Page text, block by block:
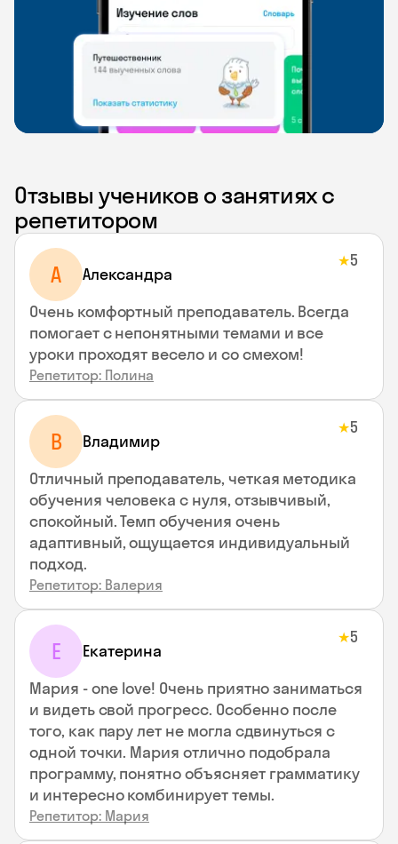
Отзывы учеников о занятиях с
репетитором
A Aлександра
★5
Очень комфортный преподаватель. Всегда
помогает с непонятными темами и все
уроки проходят весело и со смехом!
Репетитор: Полина
В Владимир
★5
Отличный преподаватель, четкая методика
обучения человека с нуля, отзывчивый,
спокойный. Темп обучения очень
адаптивный, ощущается индивидуальный
подход.
Репетитор: Валерия
Е Екатерина
★5
Мария - one love! Очень приятно заниматься
и видеть свой прогресс. Особенно после
того, как пару лет не могла сдвинуться с
одной точки. Мария отлично подобрала
программу, понятно объясняет грамматику
и интересно комбинирует темы.
Репетитор: Мария